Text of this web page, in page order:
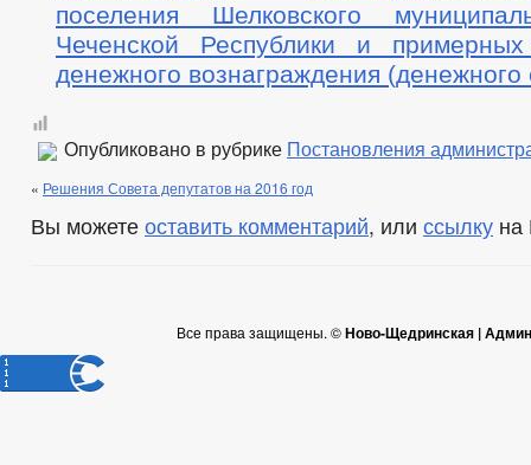
поселения Шелковского
Чеченской Республики и
денежного вознаграждения
Опубликовано в рубрике Постановления
« Решения Совета депутатов на 2016 год
Вы можете оставить комментарий, или ссылку на
Все права защищены. ©Ново-Щедринская |